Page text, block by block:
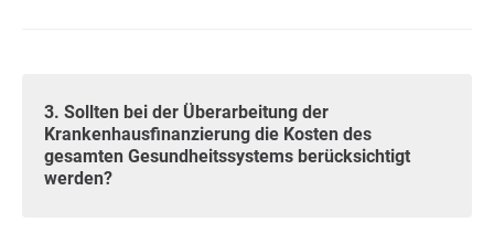
3. Sollten bei der Überarbeitung der
Krankenhausfinanzierung die Kosten des
gesamten Gesundheitssystems berücksichtigt
werden?